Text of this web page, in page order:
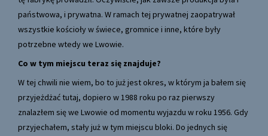
państwowa, i prywatna. W ramach tej prywatnej zaopatrywał
wszystkie kościoły w świece, gromnice i inne, które były
potrzebne wtedy we Lwowie.
Co w tym miejscu teraz się znajduje?
W tej chwili nie wiem, bo to już jest okres, w którym ja bałem się
przyjeżdżać tutaj, dopiero w 1988 roku po raz pierwszy
znalazłem się we Lwowie od momentu wyjazdu w roku 1956. Gdy
przyjechałem, stały już w tym miejscu bloki. Do jednych się